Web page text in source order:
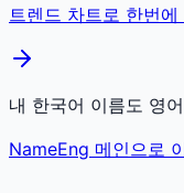
트렌드 차트로 한번에
내 한국어 이름도 영
NameEng 메인으로